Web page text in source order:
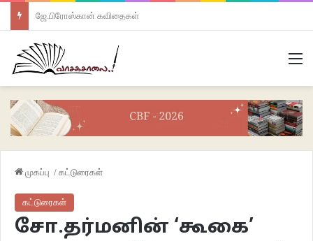
ஜே.பிரோஸ்கான் கவிதைகள்
முகப்பு / கட்டுரைகள்
கட்டுரைகள்
சோ.தர்மனின் ‘கூகை’